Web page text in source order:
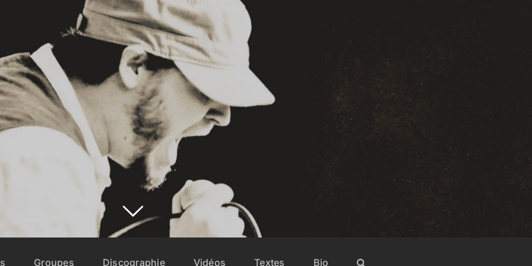
Groupes Discographie Vidéos Textes Bio